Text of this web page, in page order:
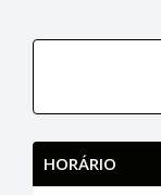
HORÁRIO